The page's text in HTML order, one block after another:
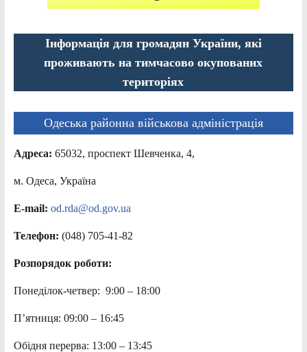
Інформація для громадян України, які
проживають на тимчасово окупованих
територіях
Одеська районна військова адміністрація
Адреса: 65032, проспект Шевченка, 4,
м. Одеса, Україна
E-mail: od.rda@od.gov.ua
Телефон: (048) 705-41-82
Розпорядок роботи:
Понеділок-четвер: 9:00 – 18:00
П’ятниця: 09:00 – 16:45
Обідня перерва: 13:00 – 13:45